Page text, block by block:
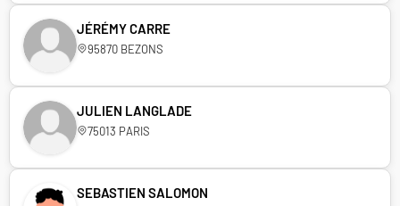
JÉRÉMY CARRE
95870 BEZONS
JULIEN LANGLADE
75013 PARIS
SEBASTIEN SALOMON